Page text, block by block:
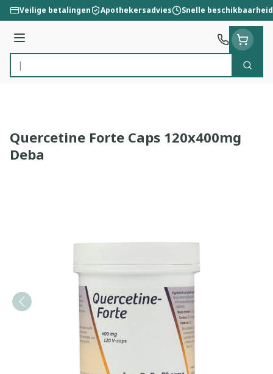
Ga naar de inhoud
Veilige betalingen Apothekersadvies Snelle beschikbaarheid
Menu
Product, merk, categorie...
Zoek
Quercetine Forte Caps 120x400mg
Deba